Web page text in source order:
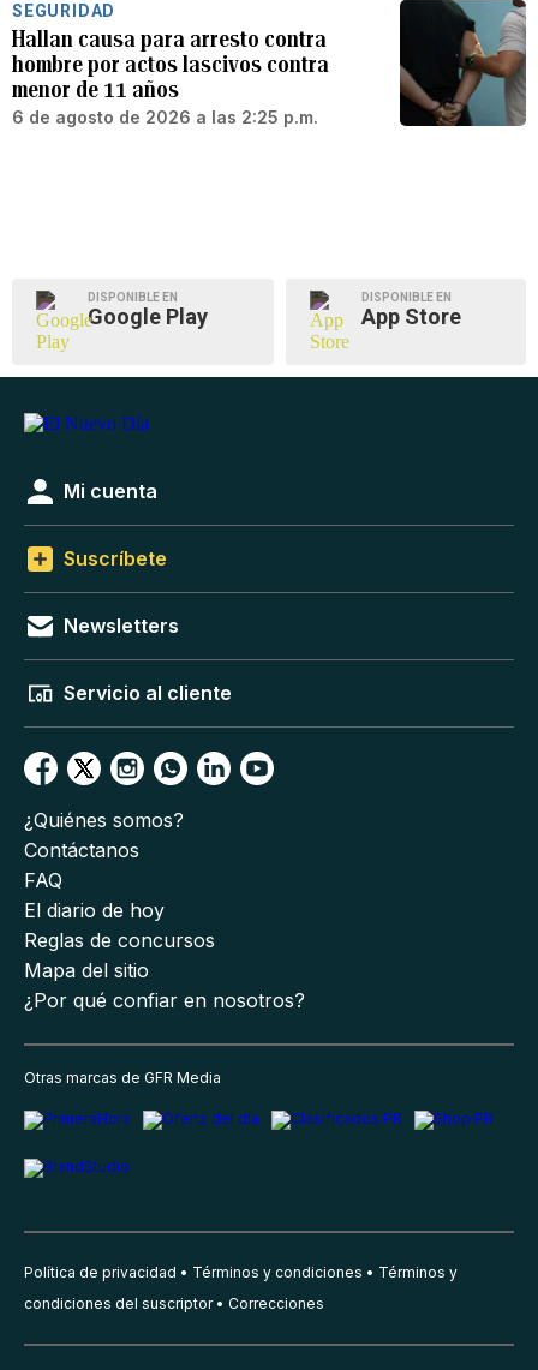
SEGURIDAD
Hallan causa para arresto contra
hombre por actos lascivos contra
menor de 11 años
6 de agosto de 2026 a las 2:25 p.m.
DISPONIBLE EN
Google Play
DISPONIBLE EN
App Store
Mi cuenta
Suscríbete
Newsletters
Servicio al cliente
¿Quiénes somos?
Contáctanos
FAQ
El diario de hoy
Reglas de concursos
Mapa del sitio
¿Por qué confiar en nosotros?
Otras marcas de GFR Media
Política de privacidad Términos y condiciones
Términos y
condiciones del suscriptor
Correcciones